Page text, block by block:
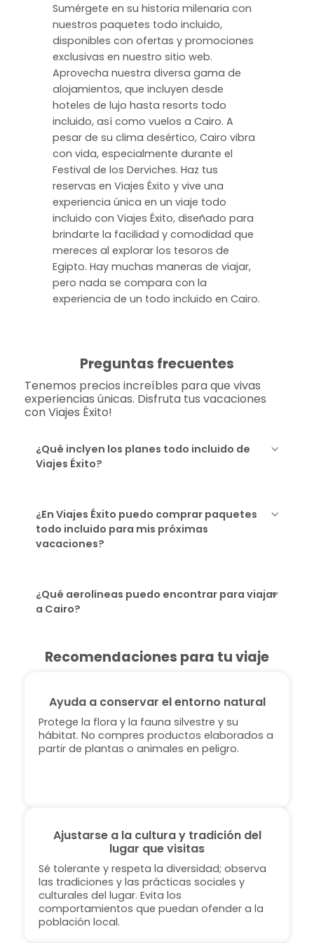
Sumérgete en su historia milenaria con
nuestros paquetes todo incluido,
disponibles con ofertas y promociones
exclusivas en nuestro sitio web.
Aprovecha nuestra diversa gama de
alojamientos, que incluyen desde
hoteles de lujo hasta resorts todo
incluido, así como vuelos a Cairo. A
pesar de su clima desértico, Cairo vibra
con vida, especialmente durante el
Festival de los Derviches. Haz tus
reservas en Viajes Éxito y vive una
experiencia única en un viaje todo
incluido con Viajes Éxito, diseñado para
brindarte la facilidad y comodidad que
mereces al explorar los tesoros de
Egipto. Hay muchas maneras de viajar,
pero nada se compara con la
experiencia de un todo incluido en Cairo.
Preguntas frecuentes
Tenemos precios increíbles para que vivas
experiencias únicas. Disfruta tus vacaciones
con Viajes Éxito!
¿Qué inclyen los planes todo incluido de
Viajes Éxito?
¿En Viajes Éxito puedo comprar paquetes
todo incluido para mis próximas
vacaciones?
¿Qué aerolíneas puedo encontrar para viajar
a Cairo?
Recomendaciones para tu viaje
Ayuda a conservar el entorno natural
Protege la flora y la fauna silvestre y su
hábitat. No compres productos elaborados a
partir de plantas o animales en peligro.
Ajustarse a la cultura y tradición del
lugar que visitas
Sé tolerante y respeta la diversidad; observa
las tradiciones y las prácticas sociales y
culturales del lugar. Evita los
comportamientos que puedan ofender a la
población local.